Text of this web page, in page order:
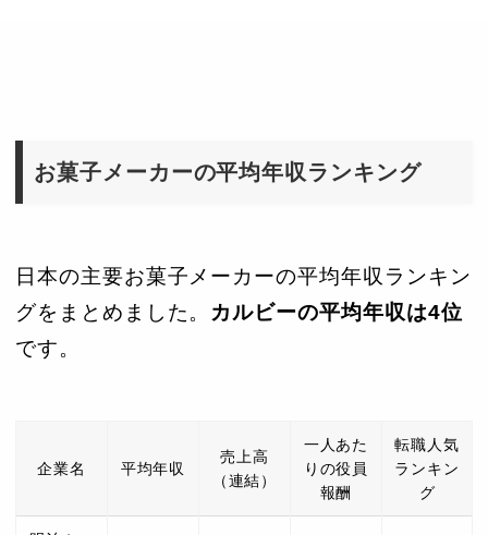
お菓子メーカーの平均年収ランキング
日本の主要お菓子メーカーの平均年収ランキン
グをまとめました。 カルビーの平均年収は4位
です。
企業名 平均年収
売上高
（連結）
一人あた
りの役員
報酬
転職人気
ランキン
グ